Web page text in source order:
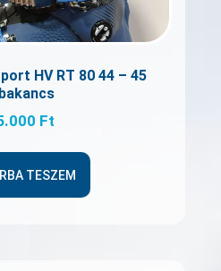
HV RT 80 44 – 45
Ft
TESZEM